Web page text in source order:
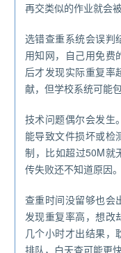
再交类似的作业就会
选错查重系统会误判
用知网，自己用免费
后才发现实际重复率
献，但学校系统可能
技术问题偶尔会发生
能导致文件损坏或检
制，比如超过50M就
传失败还不知道原因。
查重时间没留够也会
发现重复率高，想改
几个小时才出结果，
排队，白天查可能更快